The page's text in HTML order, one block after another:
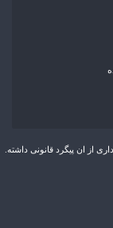
از ان پیگرد قانونی داشته.